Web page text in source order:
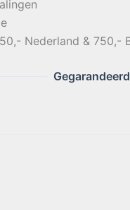
Nederland & 750,-